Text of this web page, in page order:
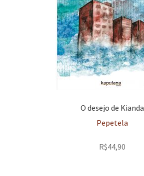
O desejo de Kianda
Pepetela
R$44,90